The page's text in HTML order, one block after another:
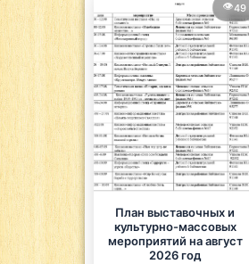
49
План выставочных и
культурно-массовых
мероприятий на август
2026 год